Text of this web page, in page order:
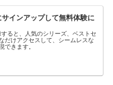
インアップして無料体験に
ると、人気のシリーズ、ベストセ
だけアクセスして、シームレスな
できます。